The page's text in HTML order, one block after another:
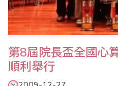
第8屆院長盃全國心
順利舉行